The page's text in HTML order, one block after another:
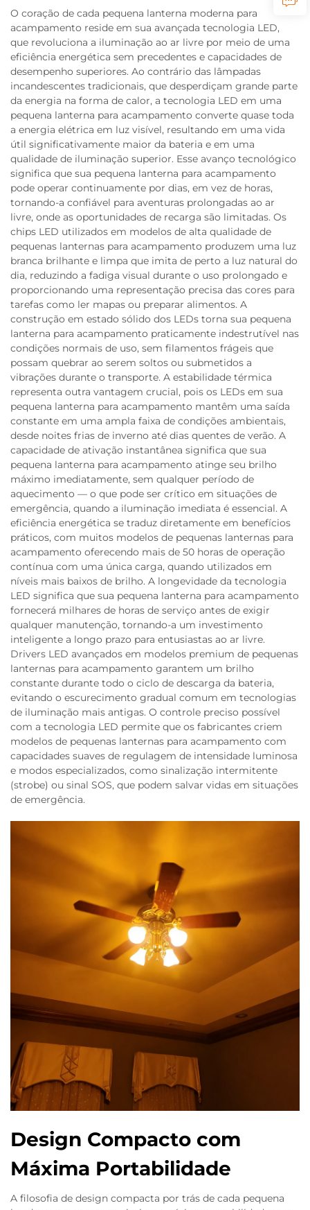
O coração de cada pequena lanterna moderna para
acampamento reside em sua avançada tecnologia LED,
que revoluciona a iluminação ao ar livre por meio de uma
eficiência energética sem precedentes e capacidades de
desempenho superiores. Ao contrário das lâmpadas
incandescentes tradicionais, que desperdiçam grande parte
da energia na forma de calor, a tecnologia LED em uma
pequena lanterna para acampamento converte quase toda
a energia elétrica em luz visível, resultando em uma vida
útil significativamente maior da bateria e em uma
qualidade de iluminação superior. Esse avanço tecnológico
significa que sua pequena lanterna para acampamento
pode operar continuamente por dias, em vez de horas,
tornando-a confiável para aventuras prolongadas ao ar
livre, onde as oportunidades de recarga são limitadas. Os
chips LED utilizados em modelos de alta qualidade de
pequenas lanternas para acampamento produzem uma luz
branca brilhante e limpa que imita de perto a luz natural do
dia, reduzindo a fadiga visual durante o uso prolongado e
proporcionando uma representação precisa das cores para
tarefas como ler mapas ou preparar alimentos. A
construção em estado sólido dos LEDs torna sua pequena
lanterna para acampamento praticamente indestrutível nas
condições normais de uso, sem filamentos frágeis que
possam quebrar ao serem soltos ou submetidos a
vibrações durante o transporte. A estabilidade térmica
representa outra vantagem crucial, pois os LEDs em sua
pequena lanterna para acampamento mantêm uma saída
constante em uma ampla faixa de condições ambientais,
desde noites frias de inverno até dias quentes de verão. A
capacidade de ativação instantânea significa que sua
pequena lanterna para acampamento atinge seu brilho
máximo imediatamente, sem qualquer período de
aquecimento — o que pode ser crítico em situações de
emergência, quando a iluminação imediata é essencial. A
eficiência energética se traduz diretamente em benefícios
práticos, com muitos modelos de pequenas lanternas para
acampamento oferecendo mais de 50 horas de operação
contínua com uma única carga, quando utilizados em
níveis mais baixos de brilho. A longevidade da tecnologia
LED significa que sua pequena lanterna para acampamento
fornecerá milhares de horas de serviço antes de exigir
qualquer manutenção, tornando-a um investimento
inteligente a longo prazo para entusiastas ao ar livre.
Drivers LED avançados em modelos premium de pequenas
lanternas para acampamento garantem um brilho
constante durante todo o ciclo de descarga da bateria,
evitando o escurecimento gradual comum em tecnologias
de iluminação mais antigas. O controle preciso possível
com a tecnologia LED permite que os fabricantes criem
modelos de pequenas lanternas para acampamento com
capacidades suaves de regulagem de intensidade luminosa
e modos especializados, como sinalização intermitente
(strobe) ou sinal SOS, que podem salvar vidas em situações
de emergência.
Design Compacto com
Máxima Portabilidade
A filosofia de design compacta por trás de cada pequena